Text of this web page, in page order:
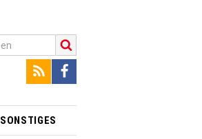
SONSTIGES